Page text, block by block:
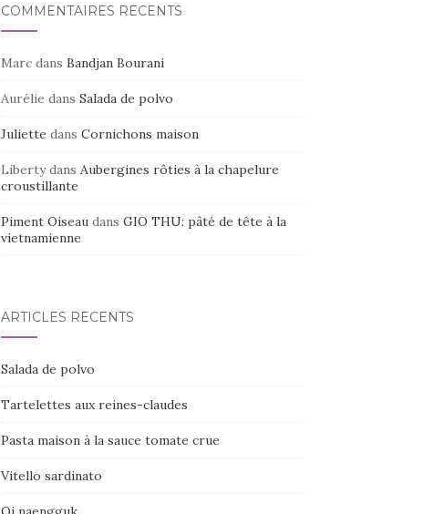
COMMENTAIRES RÉCENTS
Marcdans Bandjan Bourani
Aurélie dans Salada de polvo
Juliette dans Cornichons maison
Libertydans Aubergines rôties à la chapelure
croustillante
Piment Oiseaudans GIO THU: pâté de tête à la
vietnamienne
ARTICLES RÉCENTS
Salada de polvo
Tartelettes aux reines-claudes
Pasta maison à la sauce tomate crue
Vitello sardinato